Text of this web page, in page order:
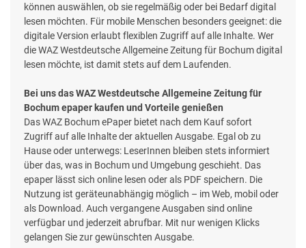
können auswählen, ob sie regelmäßig oder bei Bedarf digital
lesen möchten. Für mobile Menschen besonders geeignet: die
digitale Version erlaubt flexiblen Zugriff auf alle Inhalte. Wer
die WAZ Westdeutsche Allgemeine Zeitung für Bochum digital
lesen möchte, ist damit stets auf dem Laufenden.
Bei uns das WAZ Westdeutsche Allgemeine Zeitung für
Bochum epaper kaufen und Vorteile genießen
Das WAZ Bochum ePaper bietet nach dem Kauf sofort
Zugriff auf alle Inhalte der aktuellen Ausgabe. Egal ob zu
Hause oder unterwegs: LeserInnen bleiben stets informiert
über das, was in Bochum und Umgebung geschieht. Das
epaper lässt sich online lesen oder als PDF speichern. Die
Nutzung ist geräteunabhängig möglich – im Web, mobil oder
als Download. Auch vergangene Ausgaben sind online
verfügbar und jederzeit abrufbar. Mit nur wenigen Klicks
gelangen Sie zur gewünschten Ausgabe.